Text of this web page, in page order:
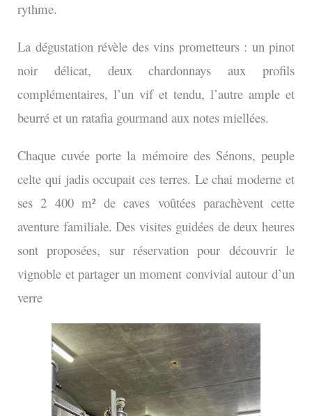
rythme.
La dégustation révèle des vins prometteurs : un pinot
noir délicat, deux chardonnays aux profils
complémentaires, l’un vif et tendu, l’autre ample et
beurré et un ratafia gourmand aux notes miellées.
Chaque cuvée porte la mémoire des Sénons, peuple
celte qui jadis occupait ces terres. Le chai moderne et
ses 2 400 m² de caves voûtées parachèvent cette
aventure familiale. Des visites guidées de deux heures
sont proposées, sur réservation pour découvrir le
vignoble et partager un moment convivial autour d’un
verre